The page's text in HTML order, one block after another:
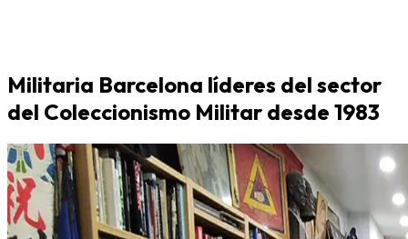
Militaria Barcelona líderes del sector
del Coleccionismo Militar desde 1983